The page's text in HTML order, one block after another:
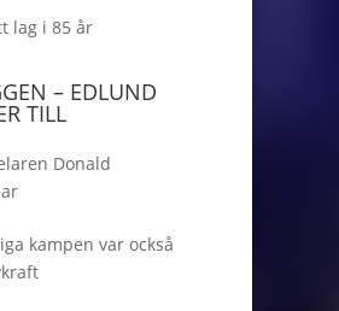
lag i 85 år
– EDLUND
TILL
Donald
kampen var också